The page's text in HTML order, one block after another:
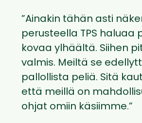
”Ainakin tähän asti
perusteella TPS haluaa
kovaa ylhäältä. Siihen
valmis. Meiltä se
pallollista peliä. Sitä
että meillä on
ohjat omiin käsiimme.”